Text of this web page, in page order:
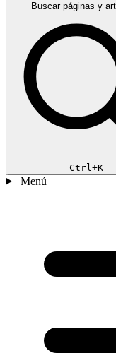
Buscar páginas y
Ctrl+K
Menú